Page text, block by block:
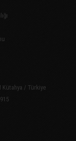
Kütahya / Türkiye